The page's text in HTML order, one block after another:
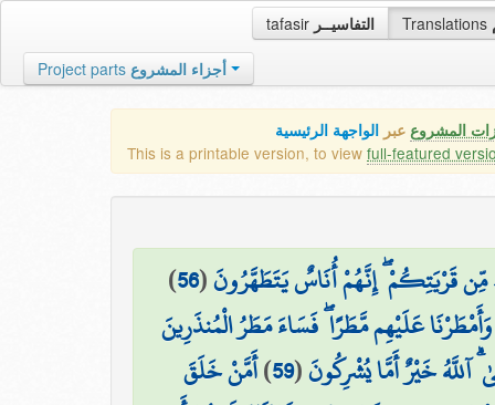
tafasir التفاسيــر Translations
Project parts أجزاء المشروع
المشروع عبر الواجهة الرئيسية
This is a printable version, to view full-featured
مِّن قَرْيَتِكُمْ ۖ إِنَّهُمْ أُنَاسٌ يَتَطَهَّرُونَ(
56
)
وَأَمْطَرْنَا عَلَيْهِم مَّطَرًا ۖ فَسَاءَ مَطَرُ الْمُنذَرِينَ
آللَّهُ خَيْرٌ أَمَّا يُشْرِكُونَ(
59
)أَمَّنْ خَلَقَ